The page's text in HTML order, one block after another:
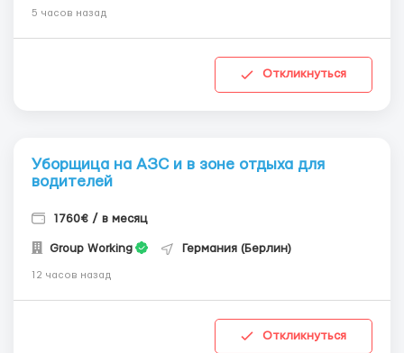
5 часов назад
Откликнуться
Уборщица на АЗС и в зоне отдыха для
водителей
1760€ / в месяц
Group Working Германия (Берлин)
12 часов назад
Откликнуться